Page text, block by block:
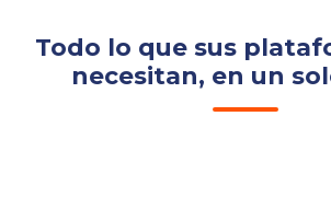
Todo lo que sus
necesitan, en un